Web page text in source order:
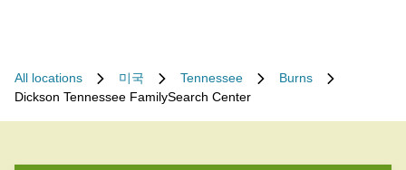
All locations 미국 Tennessee
Burns
Dickson Tennessee FamilySearch Center